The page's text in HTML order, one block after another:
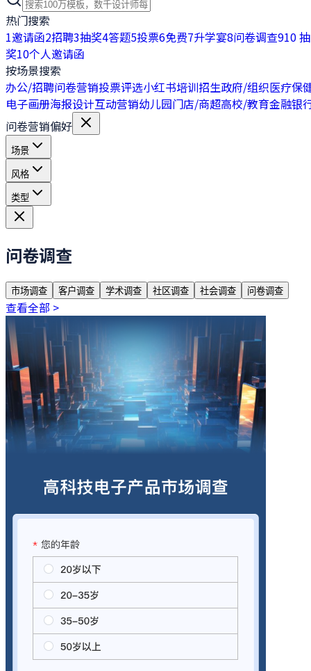
热门搜索
1邀请函2招聘3抽奖4答题5投票6免费7升学宴8问卷调查910 抽
奖10个人邀请函
按场景搜索
办公/招聘问卷营销投票评选小红书培训招生政府/组织医疗保
电子画册海报设计互动营销幼儿园门店/商超高校/教育金融银
问卷营销偏好
场景
风格
类型
问卷调查
市场调查 客户调查 学术调查 社区调查 社会调查 问卷调查
查看全部 >